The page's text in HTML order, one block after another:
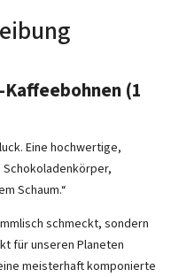
Kaffeebohnen (1
Eine hochwertige,
Schaum.“
schmeckt, sondern
für unseren Planeten
meisterhaft komponierte